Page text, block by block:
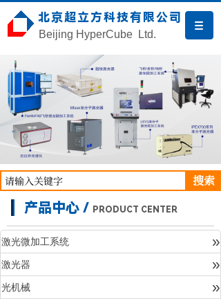
北京超立方科技有限公司
Beijing HyperCube Ltd.
搜索
产品中心 / PRODUCT CENTER
激光微加工系统 »
激光器 »
光机械 »